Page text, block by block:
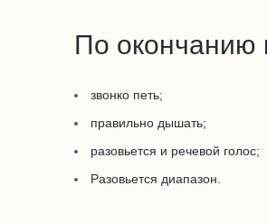
По окончанию
звонко петь;
правильно дышать;
разовьется и речевой голос;
Разовьется диапазон.